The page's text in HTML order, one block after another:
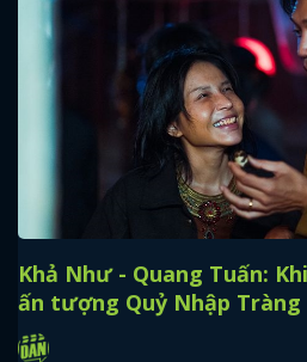
Khả Như - Quang Tuấn:
ấn tượng Quỷ Nhập Tràng